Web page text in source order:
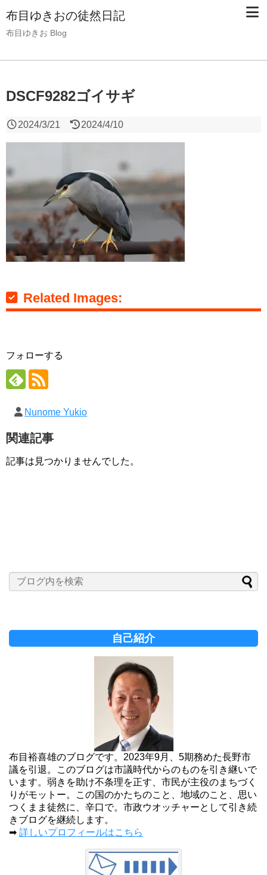
布目ゆきおの徒然日記
布目ゆきお Blog
DSCF9282ゴイサギ
2024/3/21 2024/4/10
Related Images:
フォローする
Nunome Yukio
関連記事
記事は見つかりませんでした。
自己紹介
布目裕喜雄のブログです。2023年9月、5期務めた長野市
議を引退。このブログは市議時代からのものを引き継いで
います。弱きを助け不条理を正す、市民が主役のまちづく
りがモットー。この国のかたちのこと、地域のこと、思い
つくまま徒然に、辛口で。市政ウオッチャーとして引き続
きブログを継続します。
➡ 詳しいプロフィールはこちら